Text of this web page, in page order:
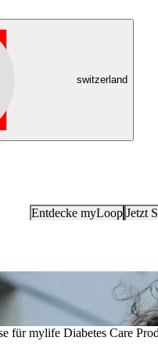
switzerland
Entdecke myLoop Jetzt
Menschen mit Diabetes. Es
für mylife Diabetes Care